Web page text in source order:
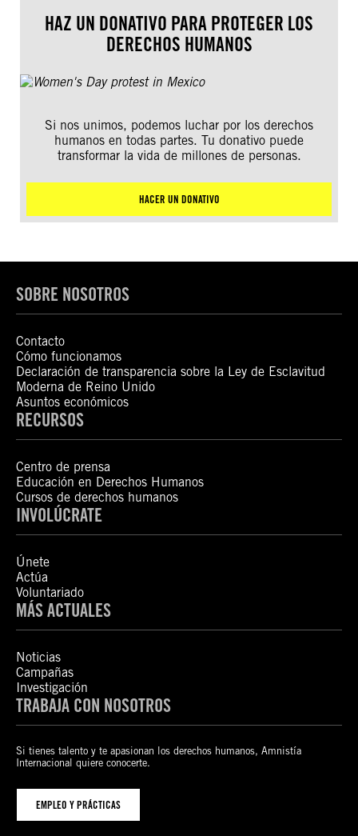
HAZ UN DONATIVO PARA PROTEGER LOS
DERECHOS HUMANOS
Si nos unimos, podemos luchar por los derechos
humanos en todas partes. Tu donativo puede
transformar la vida de millones de personas.
HACER UN DONATIVO
SOBRE NOSOTROS
Contacto
Cómo funcionamos
Declaración de transparencia sobre la Ley de Esclavitud
Moderna de Reino Unido
Asuntos económicos
RECURSOS
Centro de prensa
Educación en Derechos Humanos
Cursos de derechos humanos
INVOLÚCRATE
Únete
Actúa
Voluntariado
MÁS ACTUALES
Noticias
Campañas
Investigación
TRABAJA CON NOSOTROS
Si tienes talento y te apasionan los derechos humanos, Amnistía
Internacional quiere conocerte.
EMPLEO Y PRÁCTICAS